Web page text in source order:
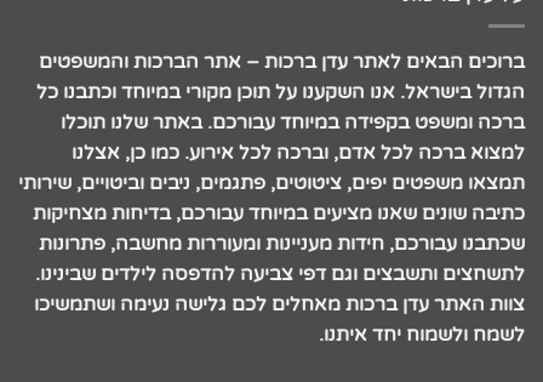
ברוכים הבאים לאתר עדן ברכות – אתר הברכות והמשפטים
הגדול בישראל. אנו השקענו על תוכן מקורי במיוחד וכתבנו כל
ברכה ומשפט בקפידה במיוחד עבורכם. באתר שלנו תוכלו
למצוא ברכה לכל אדם, וברכה לכל אירוע. כמו כן, אצלנו
תמצאו משפטים יפים, ציטוטים, פתגמים, ניבים וביטויים, שירותי
כתיבה שונים שאנו מציעים במיוחד עבורכם, בדיחות מצחיקות
שכתבנו עבורכם, חידות מעניינות ומעוררות מחשבה, פתרונות
לתשחצים ותשבצים וגם דפי צביעה להדפסה לילדים שבינינו.
צוות האתר עדן ברכות מאחלים לכם גלישה נעימה ושתמשיכו
לשמח ולשמוח יחד איתנו.